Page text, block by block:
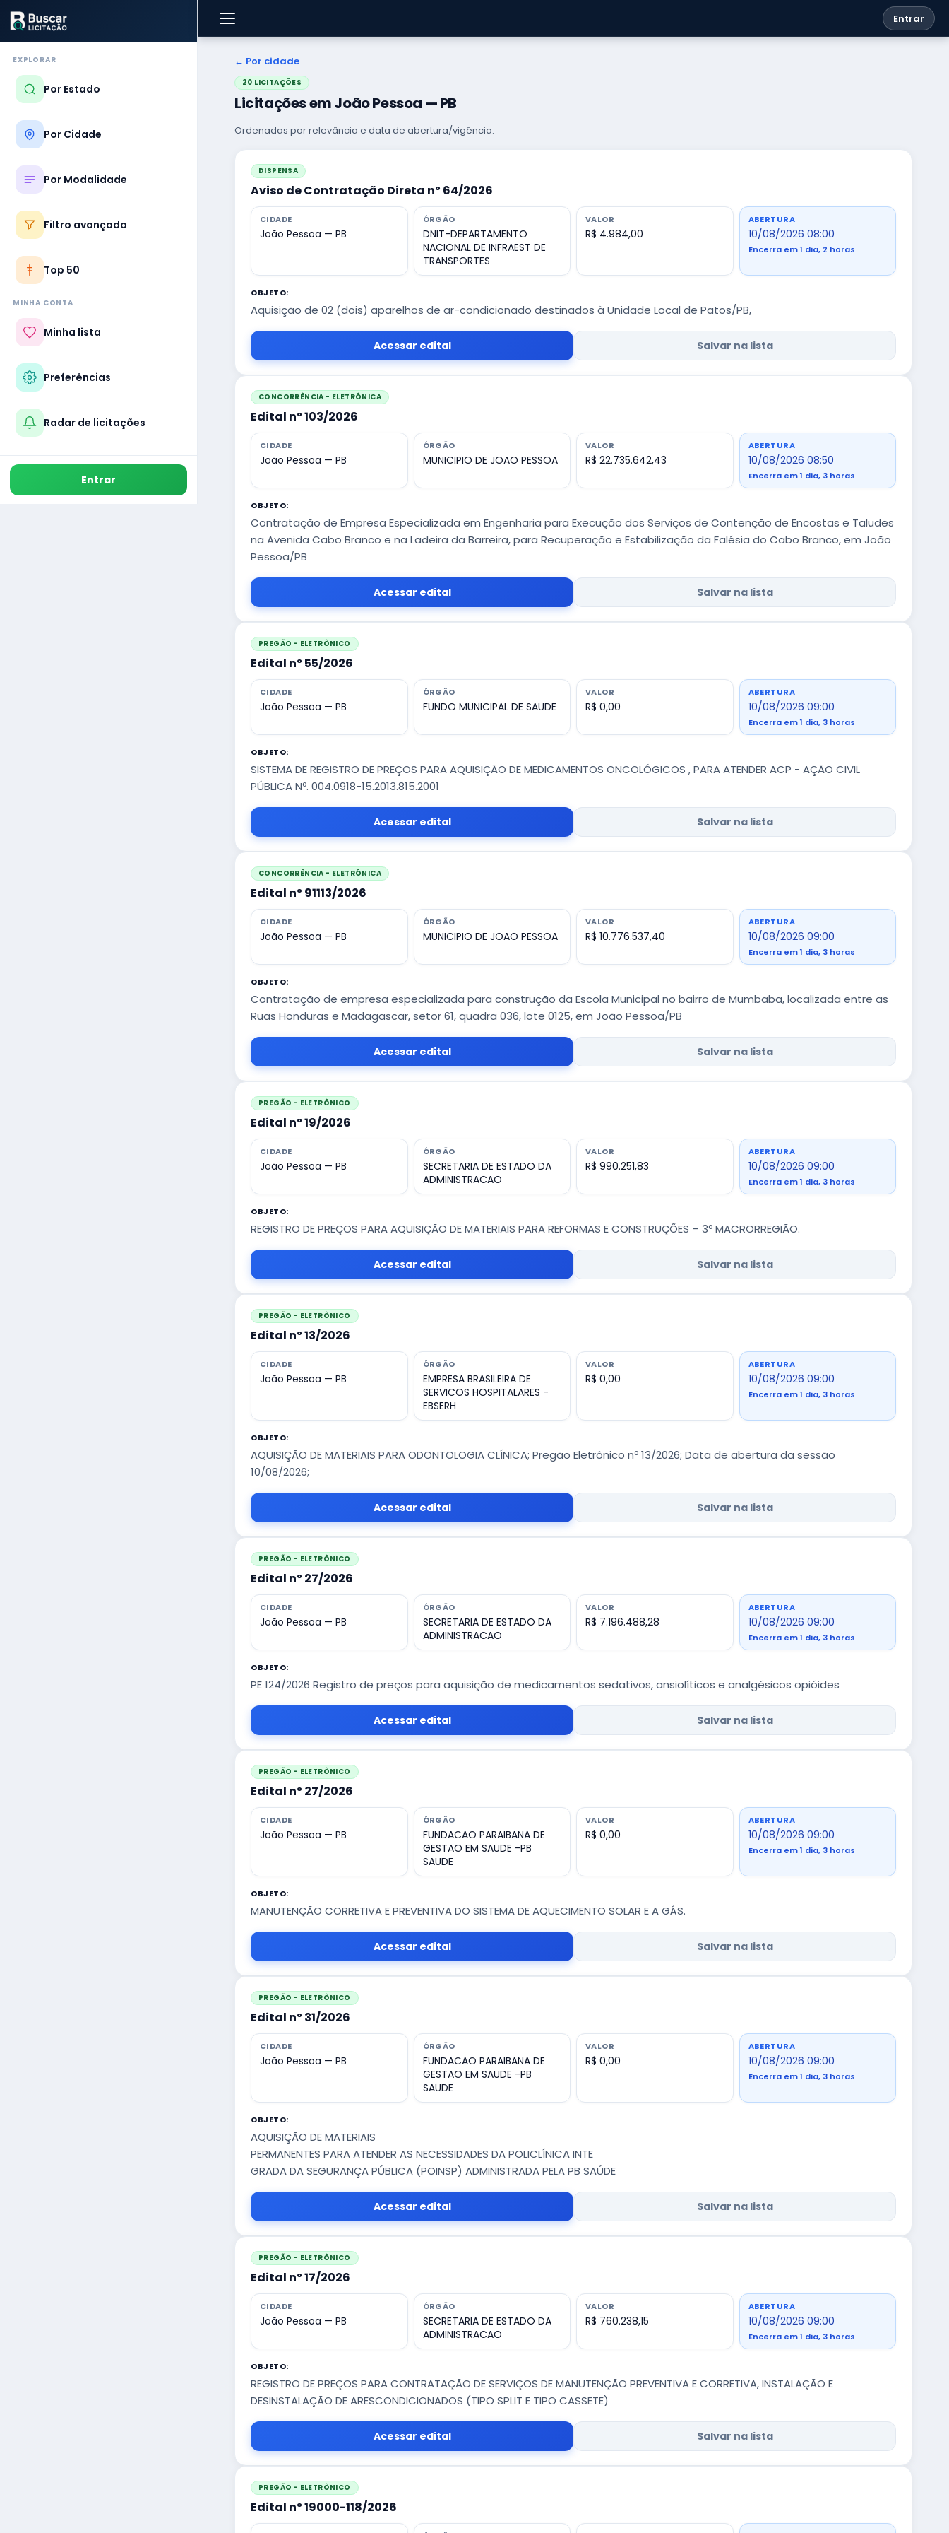
Entrar
EXPLORAR
Por Estado
Por Cidade
Por Modalidade
Filtro avançado
Top 50
MINHA CONTA
Minha lista
Preferências
Radar de licitações
Entrar
← Por cidade
20 LICITAÇÕES
Licitações em João Pessoa — PB
Ordenadas por relevância e data de abertura/vigência.
DISPENSA
Aviso de Contratação Direta nº 64/2026
CIDADE
João Pessoa — PB
ÓRGÃO
DNIT-DEPARTAMENTO
NACIONAL DE INFRAEST DE
TRANSPORTES
VALOR
R$ 4.984,00
ABERTURA
10/08/2026 08:00
Encerra em 1 dia, 2 horas
OBJETO:
Aquisição de 02 (dois) aparelhos de ar-condicionado destinados à Unidade Local de Patos/PB,
Acessar edital Salvar na lista
CONCORRÊNCIA - ELETRÔNICA
Edital nº 103/2026
CIDADE
João Pessoa — PB
ÓRGÃO
MUNICIPIO DE JOAO PESSOA
VALOR
R$ 22.735.642,43
ABERTURA
10/08/2026 08:50
Encerra em 1 dia, 3 horas
OBJETO:
Contratação de Empresa Especializada em Engenharia para Execução dos Serviços de Contenção de Encostas e Taludes
na Avenida Cabo Branco e na Ladeira da Barreira, para Recuperação e Estabilização da Falésia do Cabo Branco, em João
Pessoa/PB
Acessar edital Salvar na lista
PREGÃO - ELETRÔNICO
Edital nº 55/2026
CIDADE
João Pessoa — PB
ÓRGÃO
FUNDO MUNICIPAL DE SAUDE
VALOR
R$ 0,00
ABERTURA
10/08/2026 09:00
Encerra em 1 dia, 3 horas
OBJETO:
SISTEMA DE REGISTRO DE PREÇOS PARA AQUISIÇÃO DE MEDICAMENTOS ONCOLÓGICOS , PARA ATENDER ACP - AÇÃO CIVIL
PÚBLICA Nº. 004.0918-15.2013.815.2001
Acessar edital Salvar na lista
CONCORRÊNCIA - ELETRÔNICA
Edital nº 91113/2026
CIDADE
João Pessoa — PB
ÓRGÃO
MUNICIPIO DE JOAO PESSOA
VALOR
R$ 10.776.537,40
ABERTURA
10/08/2026 09:00
Encerra em 1 dia, 3 horas
OBJETO:
Contratação de empresa especializada para construção da Escola Municipal no bairro de Mumbaba, localizada entre as
Ruas Honduras e Madagascar, setor 61, quadra 036, lote 0125, em João Pessoa/PB
Acessar edital Salvar na lista
PREGÃO - ELETRÔNICO
Edital nº 19/2026
CIDADE
João Pessoa — PB
ÓRGÃO
SECRETARIA DE ESTADO DA
ADMINISTRACAO
VALOR
R$ 990.251,83
ABERTURA
10/08/2026 09:00
Encerra em 1 dia, 3 horas
OBJETO:
REGISTRO DE PREÇOS PARA AQUISIÇÃO DE MATERIAIS PARA REFORMAS E CONSTRUÇÕES – 3º MACRORREGIÃO.
Acessar edital Salvar na lista
PREGÃO - ELETRÔNICO
Edital nº 13/2026
CIDADE
João Pessoa — PB
ÓRGÃO
EMPRESA BRASILEIRA DE
SERVICOS HOSPITALARES -
EBSERH
VALOR
R$ 0,00
ABERTURA
10/08/2026 09:00
Encerra em 1 dia, 3 horas
OBJETO:
AQUISIÇÃO DE MATERIAIS PARA ODONTOLOGIA CLÍNICA; Pregão Eletrônico nº 13/2026; Data de abertura da sessão
10/08/2026;
Acessar edital Salvar na lista
PREGÃO - ELETRÔNICO
Edital nº 27/2026
CIDADE
João Pessoa — PB
ÓRGÃO
SECRETARIA DE ESTADO DA
ADMINISTRACAO
VALOR
R$ 7.196.488,28
ABERTURA
10/08/2026 09:00
Encerra em 1 dia, 3 horas
OBJETO:
PE 124/2026 Registro de preços para aquisição de medicamentos sedativos, ansiolíticos e analgésicos opióides
Acessar edital Salvar na lista
PREGÃO - ELETRÔNICO
Edital nº 27/2026
CIDADE
João Pessoa — PB
ÓRGÃO
FUNDACAO PARAIBANA DE
GESTAO EM SAUDE -PB
SAUDE
VALOR
R$ 0,00
ABERTURA
10/08/2026 09:00
Encerra em 1 dia, 3 horas
OBJETO:
MANUTENÇÃO CORRETIVA E PREVENTIVA DO SISTEMA DE AQUECIMENTO SOLAR E A GÁS.
Acessar edital Salvar na lista
PREGÃO - ELETRÔNICO
Edital nº 31/2026
CIDADE
João Pessoa — PB
ÓRGÃO
FUNDACAO PARAIBANA DE
GESTAO EM SAUDE -PB
SAUDE
VALOR
R$ 0,00
ABERTURA
10/08/2026 09:00
Encerra em 1 dia, 3 horas
OBJETO:
AQUISIÇÃO DE MATERIAIS
PERMANENTES PARA ATENDER AS NECESSIDADES DA POLICLÍNICA INTE
GRADA DA SEGURANÇA PÚBLICA (POINSP) ADMINISTRADA PELA PB SAÚDE
Acessar edital Salvar na lista
PREGÃO - ELETRÔNICO
Edital nº 17/2026
CIDADE
João Pessoa — PB
ÓRGÃO
SECRETARIA DE ESTADO DA
ADMINISTRACAO
VALOR
R$ 760.238,15
ABERTURA
10/08/2026 09:00
Encerra em 1 dia, 3 horas
OBJETO:
REGISTRO DE PREÇOS PARA CONTRATAÇÃO DE SERVIÇOS DE MANUTENÇÃO PREVENTIVA E CORRETIVA, INSTALAÇÃO E
DESINSTALAÇÃO DE ARESCONDICIONADOS (TIPO SPLIT E TIPO CASSETE)
Acessar edital Salvar na lista
PREGÃO - ELETRÔNICO
Edital nº 19000-118/2026